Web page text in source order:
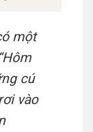
một
“Hôm
cú
vào